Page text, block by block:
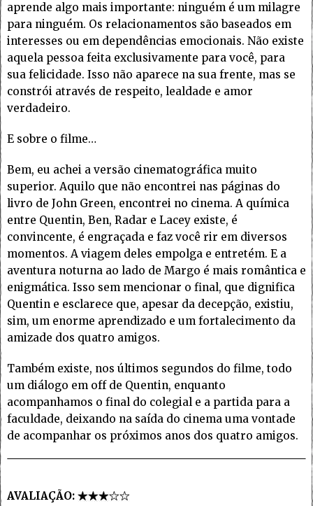
aprende algo mais importante: ninguém é um milagre
para ninguém. Os relacionamentos são baseados em
interesses ou em dependências emocionais. Não existe
aquela pessoa feita exclusivamente para você, para
sua felicidade. Isso não aparece na sua frente, mas se
constrói através de respeito, lealdade e amor
verdadeiro.
E sobre o filme…
Bem, eu achei a versão cinematográfica muito
superior. Aquilo que não encontrei nas páginas do
livro de John Green, encontrei no cinema. A química
entre Quentin, Ben, Radar e Lacey existe, é
convincente, é engraçada e faz você rir em diversos
momentos. A viagem deles empolga e entretém. E a
aventura noturna ao lado de Margo é mais romântica e
enigmática. Isso sem mencionar o final, que dignifica
Quentin e esclarece que, apesar da decepção, existiu,
sim, um enorme aprendizado e um fortalecimento da
amizade dos quatro amigos.
Também existe, nos últimos segundos do filme, todo
um diálogo em off de Quentin, enquanto
acompanhamos o final do colegial e a partida para a
faculdade, deixando na saída do cinema uma vontade
de acompanhar os próximos anos dos quatro amigos.
AVALIAÇÃO: